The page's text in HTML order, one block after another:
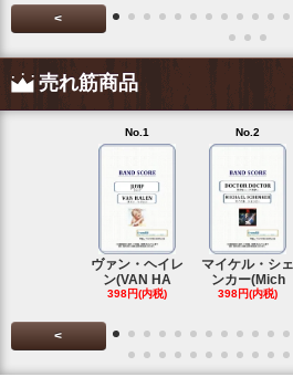
<
売れ筋商品
No.1
ヴァン・ヘイレ
ン(VAN HA
398円(内税)
No.2
マイケル・シェ
ンカー(Mich
398円(内税)
<